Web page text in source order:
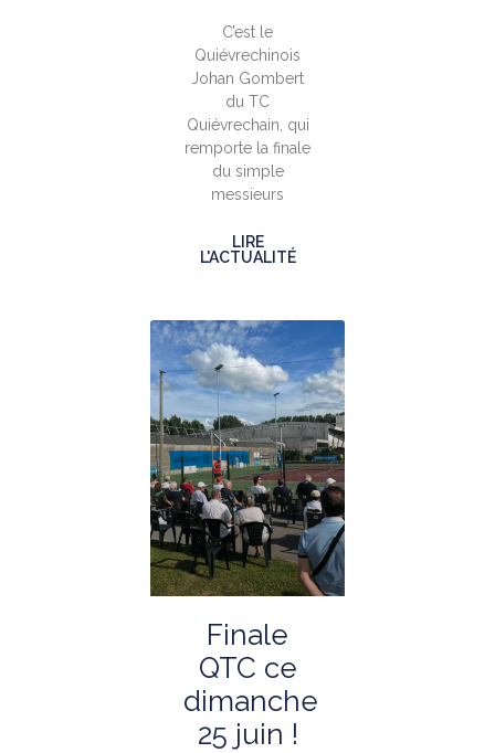
C’est le
Quiévrechinois
Johan Gombert
du TC
Quiévrechain, qui
remporte la finale
du simple
messieurs
LIRE
L'ACTUALITÉ
Finale
QTC ce
dimanche
25 juin !